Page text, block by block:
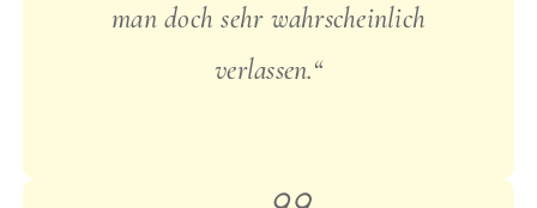
man doch sehr wahrscheinlich
verlassen.“